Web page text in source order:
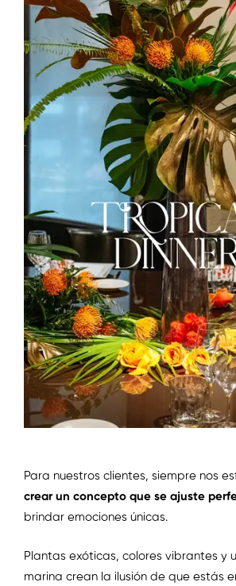
Para nuestros clientes, siempre nos
crear un concepto que se ajuste
brindar emociones únicas.
Plantas exóticas, colores vibrantes y
marina crean la ilusión de que estás